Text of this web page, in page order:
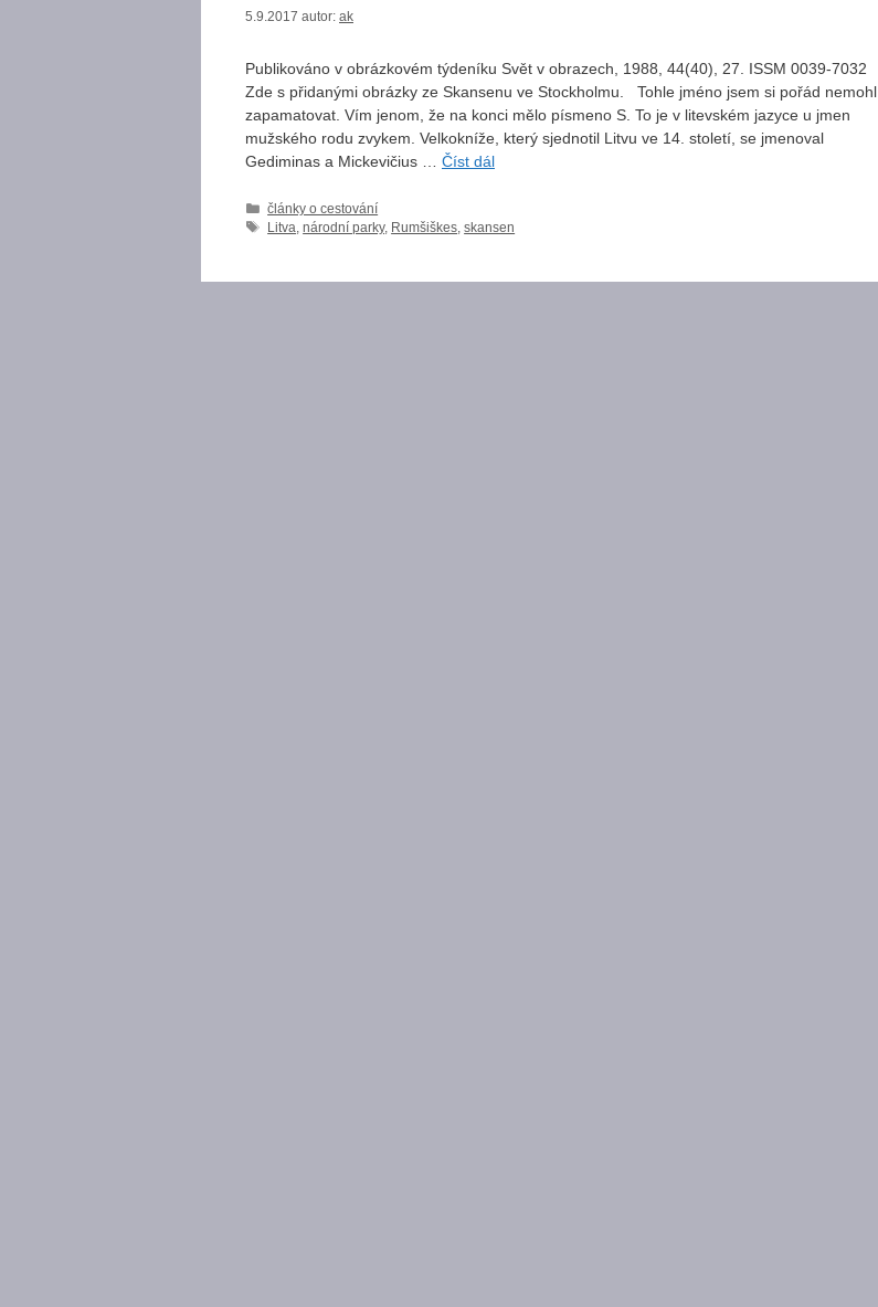
5.9.2017 autor: ak
Publikováno v obrázkovém týdeníku Svět v obrazech, 1988, 44(40), 27. ISSM 0039-7032
Zde s přidanými obrázky ze Skansenu ve Stockholmu. Tohle jméno jsem si pořád nemohl
zapamatovat. Vím jenom, že na konci mělo písmeno S. To je v litevském jazyce u jmen
mužského rodu zvykem. Velkokníže, který sjednotil Litvu ve 14. století, se jmenoval
Gediminas a Mickevičius … Číst dál
Rubriky
články o cestování
Štítky
Litva ,národní parky, Rumšiškes ,skansen